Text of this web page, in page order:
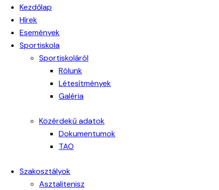
Kezdőlap
Hírek
Események
Sportiskola
Sportiskoláról
Rólunk
Létesítmények
Galéria
Közérdekű adatok
Dokumentumok
TAO
Szakosztályok
Asztalitenisz